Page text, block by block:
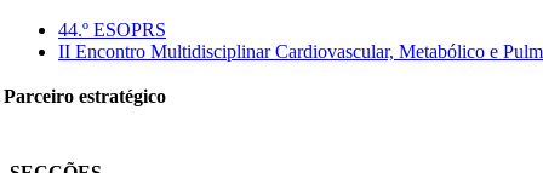
publicado)
44.º ESOPRS
II Encontro Multidisciplinar Cardiovascular, Metabólico e
Parceiro estratégico